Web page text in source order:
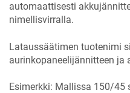
automaattisesti
nimellisvirralla.
Lataussäätimen tuotenimi
aurinkopaneelijännitteen ja
Esimerkki: Mallissa 150/45